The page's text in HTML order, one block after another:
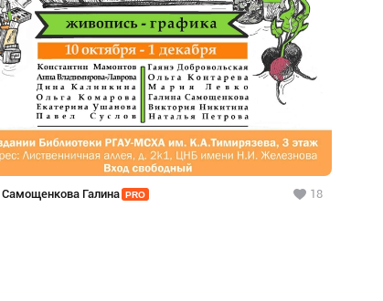
Самощенкова Галина PRO 18